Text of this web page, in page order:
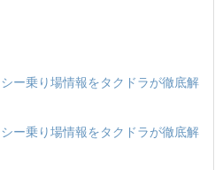
ー乗り場情報をタクドラが徹底解
ー乗り場情報をタクドラが徹底解